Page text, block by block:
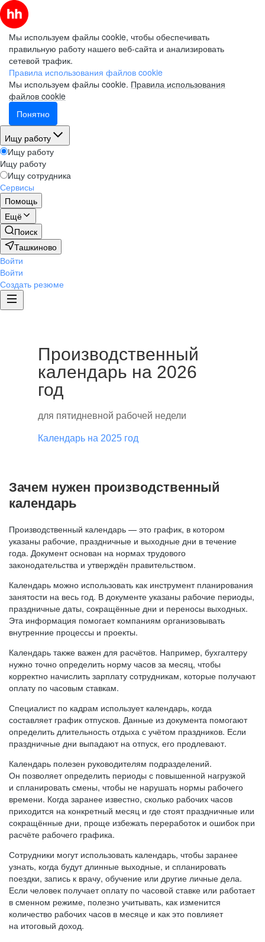
Мы используем файлы cookie, чтобы обеспечивать
правильную работу нашего веб-сайта и анализировать
сетевой трафик.
Правила использования файлов cookie
Мы используем файлы cookie. Правила использования
файлов cookie
Понятно
Ищу работу
Ищу работу
Ищу работу
Ищу сотрудника
Сервисы
Помощь
Ещё
Поиск
Ташкиново
Войти
Войти
Создать резюме
Производственный
календарь на 2026
год
для пятидневной рабочей недели
Календарь на 2025 год
Зачем нужен производственный
календарь
Производственный календарь — это график, в котором
указаны рабочие, праздничные и выходные дни в течение
года. Документ основан на нормах трудового
законодательства и утверждён правительством.
Календарь можно использовать как инструмент планирования
занятости на весь год. В документе указаны рабочие периоды,
праздничные даты, сокращённые дни и переносы выходных.
Эта информация помогает компаниям организовывать
внутренние процессы и проекты.
Календарь также важен для расчётов. Например, бухгалтеру
нужно точно определить норму часов за месяц, чтобы
корректно начислить зарплату сотрудникам, которые получают
оплату по часовым ставкам.
Специалист по кадрам использует календарь, когда
составляет график отпусков. Данные из документа помогают
определить длительность отдыха с учётом праздников. Если
праздничные дни выпадают на отпуск, его продлевают.
Календарь полезен руководителям подразделений.
Он позволяет определить периоды с повышенной нагрузкой
и спланировать смены, чтобы не нарушать нормы рабочего
времени. Когда заранее известно, сколько рабочих часов
приходится на конкретный месяц и где стоят праздничные или
сокращённые дни, проще избежать переработок и ошибок при
расчёте рабочего графика.
Сотрудники могут использовать календарь, чтобы заранее
узнать, когда будут длинные выходные, и спланировать
поездки, запись к врачу, обучение или другие личные дела.
Если человек получает оплату по часовой ставке или работает
в сменном режиме, полезно учитывать, как изменится
количество рабочих часов в месяце и как это повлияет
на итоговый доход.